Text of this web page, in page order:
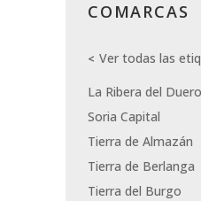
COMARCAS
Ver todas las
La Ribera del Duero
Soria Capital
Tierra de Almazán
Tierra de Berlanga
Tierra del Burgo